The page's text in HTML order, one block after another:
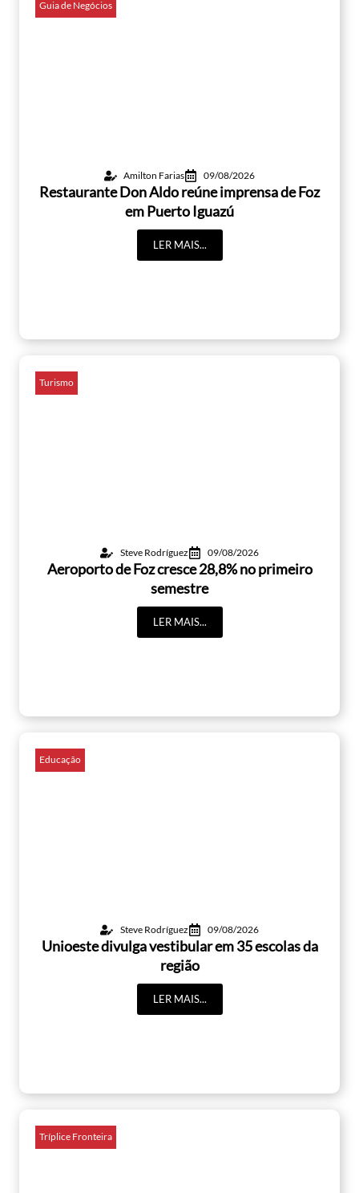
Guia de Negócios
Amilton Farias 09/08/2026
Restaurante Don Aldo reúne imprensa de Foz
em Puerto Iguazú
LER MAIS...
Turismo
Steve Rodríguez 09/08/2026
Aeroporto de Foz cresce 28,8% no primeiro
semestre
LER MAIS...
Educação
Steve Rodríguez 09/08/2026
Unioeste divulga vestibular em 35 escolas da
região
LER MAIS...
Tríplice Fronteira